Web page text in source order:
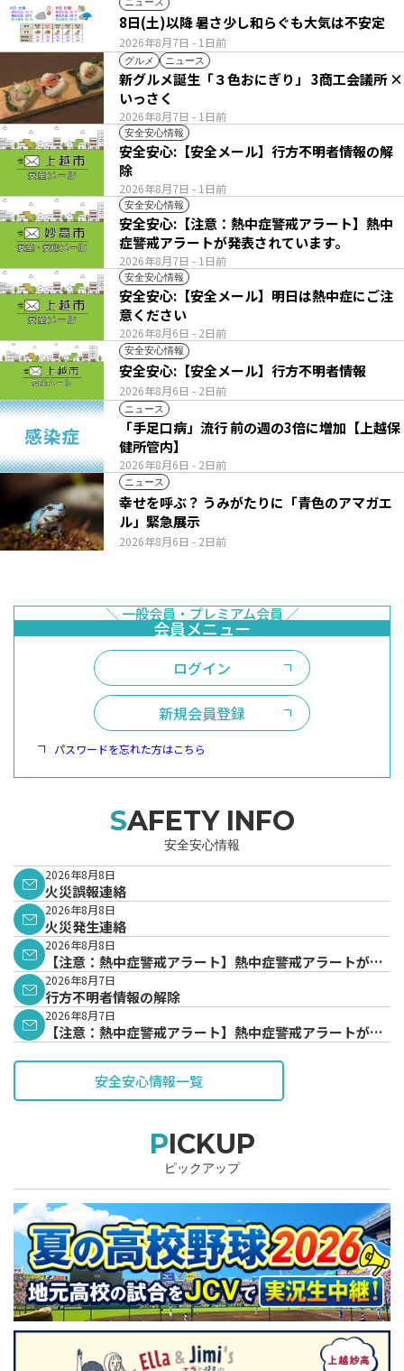
2026年8月7日 - 1日前
8日(土)以降 暑さ少し和らぐも大気は不安定
グルメ ニュース
2026年8月7日 - 1日前
新グルメ誕生「３色おにぎり」 3商工会議所 ×
いっさく
安全安心情報
2026年8月7日 - 1日前
安全安心:【安全メール】行方不明者情報の解
除
安全安心情報
2026年8月7日 - 1日前
安全安心:【注意：熱中症警戒アラート】熱中
症警戒アラートが発表されています。
安全安心情報
2026年8月6日 - 2日前
安全安心:【安全メール】明日は熱中症にご注
意ください
安全安心情報
2026年8月6日 - 2日前
安全安心:【安全メール】行方不明者情報
ニュース
2026年8月6日 - 2日前
「手足口病」流行 前の週の3倍に増加【上越保
健所管内】
ニュース
2026年8月6日 - 2日前
幸せを呼ぶ？ うみがたりに「青色のアマガエ
ル」緊急展示
ログイン
新規会員登録
パスワードを忘れた方はこちら
SAFETY INFO
安全安心情報
2026年8月8日
火災誤報連絡
2026年8月8日
火災発生連絡
2026年8月8日
【注意：熱中症警戒アラート】熱中症警戒アラートが発
表されています。
2026年8月7日
行方不明者情報の解除
2026年8月7日
【注意：熱中症警戒アラート】熱中症警戒アラートが発
安全安心情報一覧
PICKUP
ピックアップ